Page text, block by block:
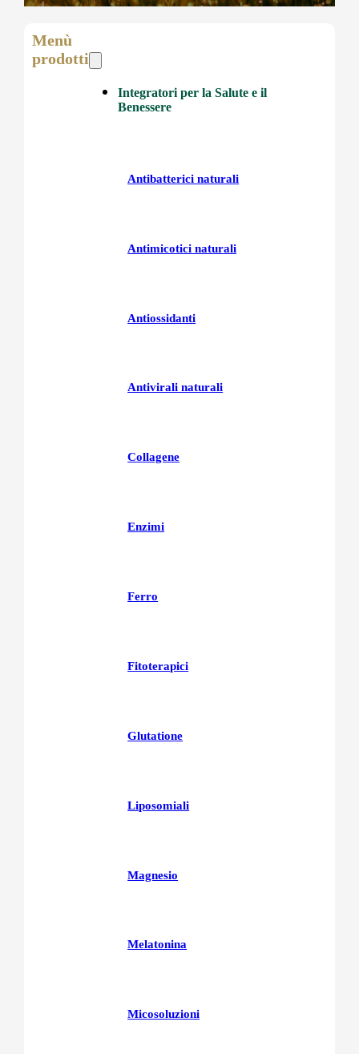
Menù
prodotti
Integratori per la Salute e il
Benessere
Antibatterici naturali
Antimicotici naturali
Antiossidanti
Antivirali naturali
Collagene
Enzimi
Ferro
Fitoterapici
Glutatione
Liposomiali
Magnesio
Melatonina
Micosoluzioni